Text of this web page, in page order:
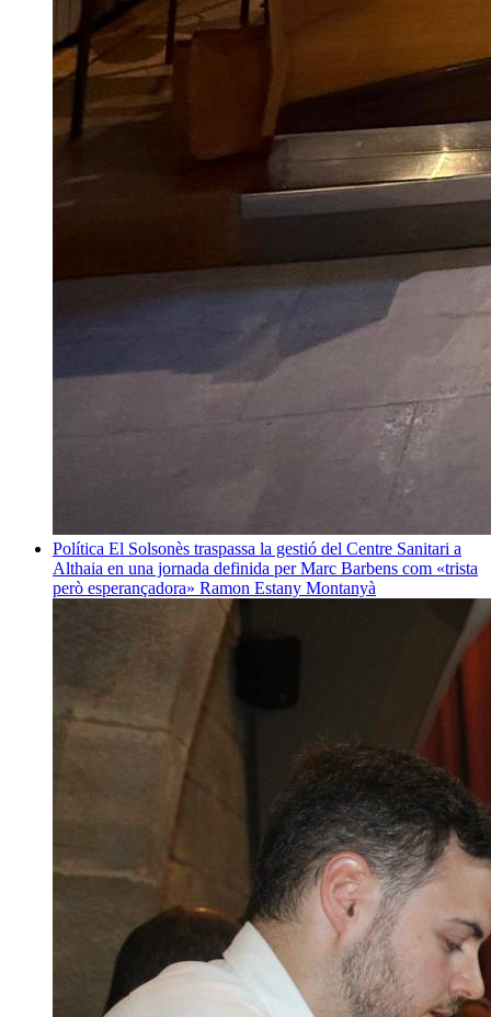
Política El Solsonès traspassa la gestió del Centre Sanitari a
Althaia en una jornada definida per Marc Barbens com «trista
però esperançadora» Ramon Estany Montanyà